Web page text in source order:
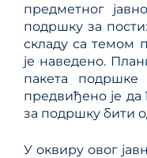
предметног
подршку за
складу са темом
је наведено.
пакета
предвиђено је да
за подршку бити
У оквиру овог